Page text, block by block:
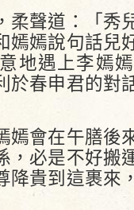
柔聲道：「秀
嫣嫣說句話兒
地遇上李嫣
於春申君的對
嫣會在午膳後
，必是不好搬
降貴到這裹來